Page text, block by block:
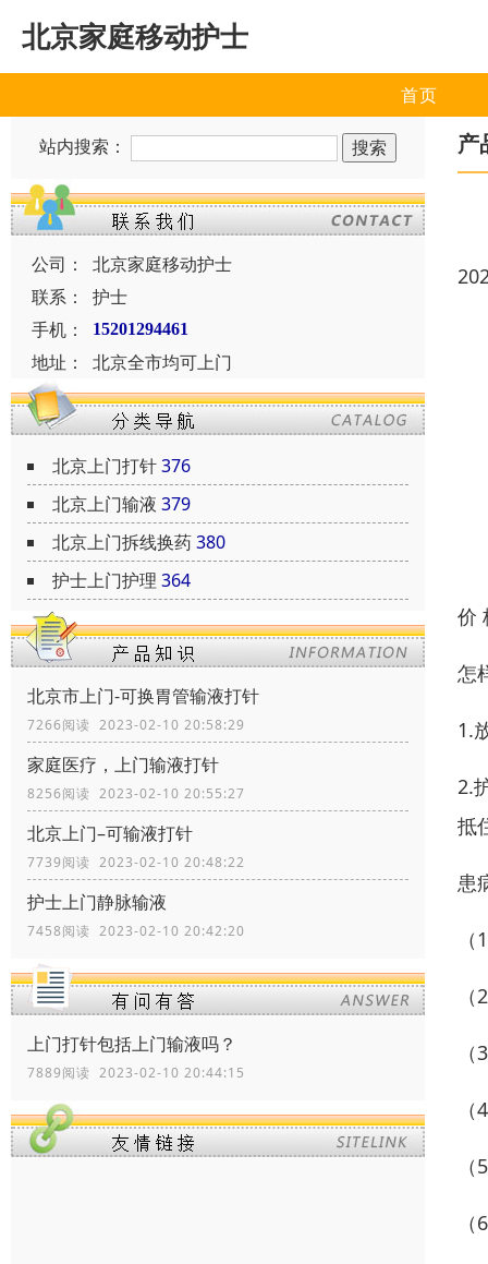
北京家庭移动护士
首页
站内搜索：
公司：
北京家庭移动护士
联系：
护士
手机：
15201294461
地址： 北京全市均可上门
北京上门打针376
北京上门输液 379
北京上门拆线换药380
护士上门护理 364
北京市上门-可换胃管输液打针
7266阅读 2023-02-10 20:58:29
家庭医疗，上门输液打针
8256阅读 2023-02-10 20:55:27
北京上门–可输液打针
7739阅读 2023-02-10 20:48:22
护士上门静脉输液
7458阅读 2023-02-10 20:42:20
上门打针包括上门输液吗？
7889阅读 2023-02-10 20:44:15
产
价
怎
1.
2.
抵
患